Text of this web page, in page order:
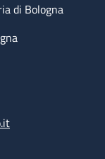
di Bologna